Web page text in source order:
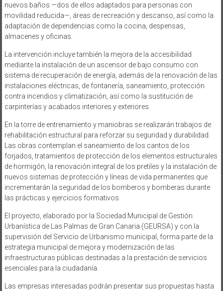
nuevos baños —dos de ellos adaptados para personas con
movilidad reducida—, áreas de recreación y descanso, así como la
adaptación de dependencias como la cocina, despensas,
almacenes y oficinas.
La intervención incluye también la mejora de la accesibilidad
mediante la instalación de un ascensor de bajo consumo con
sistema de recuperación de energía, además de la renovación de las
instalaciones eléctricas, de fontanería, saneamiento, protección
contra incendios y climatización, así como la sustitución de
carpinterías y acabados interiores y exteriores.
En la torre de entrenamiento y maniobras se realizarán trabajos de
rehabilitación estructural para reforzar su seguridad y durabilidad.
Las obras contemplan el saneamiento de los cantos de los
forjados, tratamientos de protección de los elementos estructurales
de hormigón, la renovación integral de los pretiles y la instalación de
nuevos sistemas de protección y líneas de vida permanentes que
incrementarán la seguridad de los bomberos y bomberas durante
las prácticas y ejercicios formativos.
El proyecto, elaborado por la Sociedad Municipal de Gestión
Urbanística de Las Palmas de Gran Canaria (GEURSA) y con la
supervisión del Servicio de Urbanismo municipal, forma parte de la
estrategia municipal de mejora y modernización de las
infraestructuras públicas destinadas a la prestación de servicios
esenciales para la ciudadanía.
Las empresas interesadas podrán presentar sus propuestas hasta